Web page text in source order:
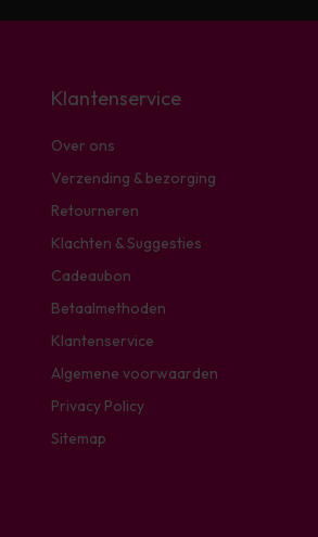
Klantenservice
Over ons
Verzending & bezorging
Retourneren
Klachten & Suggesties
Cadeaubon
Betaalmethoden
Klantenservice
Algemene voorwaarden
Privacy Policy
Sitemap